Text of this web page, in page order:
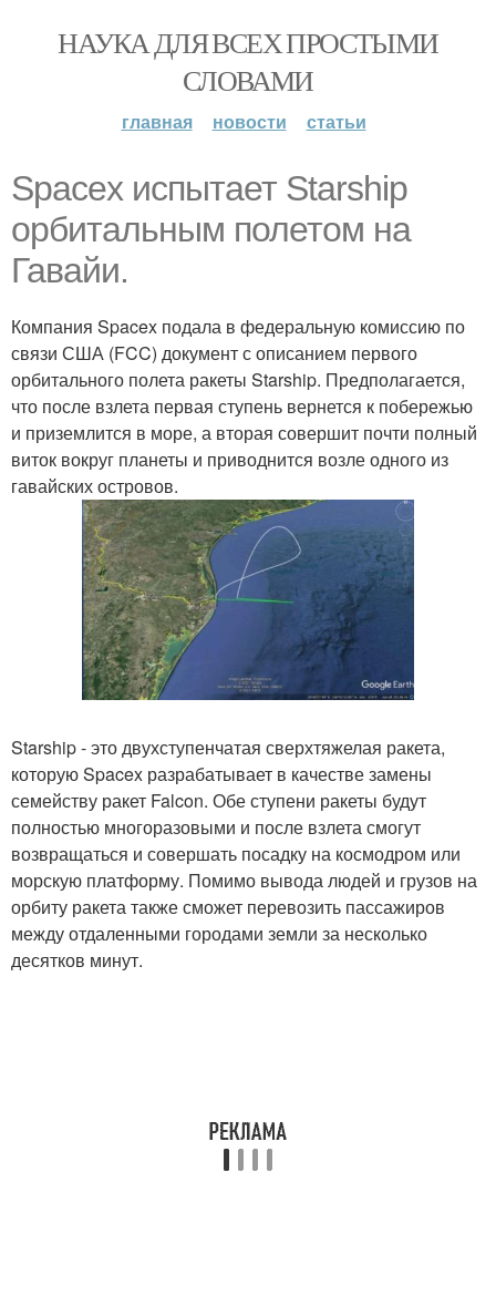
НАУКА ДЛЯ ВСЕХ ПРОСТЫМИ
СЛОВАМИ
главная новости статьи
Spacex испытает Starship
орбитальным полетом на
Гавайи.
Компания Spacex подала в федеральную комиссию по
связи США (FCC) документ с описанием первого
орбитального полета ракеты Starship. Предполагается,
что после взлета первая ступень вернется к побережью
и приземлится в море, а вторая совершит почти полный
виток вокруг планеты и приводнится возле одного из
гавайских островов.
Starship - это двухступенчатая сверхтяжелая ракета,
которую Spacex разрабатывает в качестве замены
семейству ракет Falcon. Обе ступени ракеты будут
полностью многоразовыми и после взлета смогут
возвращаться и совершать посадку на космодром или
морскую платформу. Помимо вывода людей и грузов на
орбиту ракета также сможет перевозить пассажиров
между отдаленными городами земли за несколько
десятков минут.